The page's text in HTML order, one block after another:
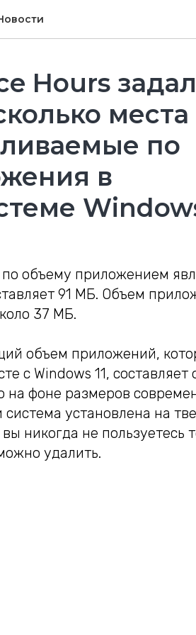
Hours
места
по
в
объему приложением
91 МБ. Объем
37 МБ.
объем приложений,
с Windows 11, составляет
на фоне размеров
установлена на
никогда не пользуетесь
удалить.